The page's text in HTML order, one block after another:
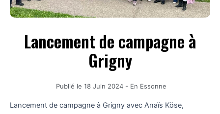
Lancement de campagne à
Grigny
Publié le 18 Juin 2024 - En Essonne
Lancement de campagne à Grigny avec Anaïs Köse,